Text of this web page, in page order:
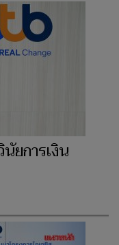
ยการเงิน